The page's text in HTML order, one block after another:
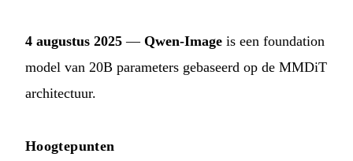
4 augustus 2025 — Qwen-Image is een foundation
model van 20B parameters gebaseerd op de MMDiT
architectuur.
Hoogtepunten